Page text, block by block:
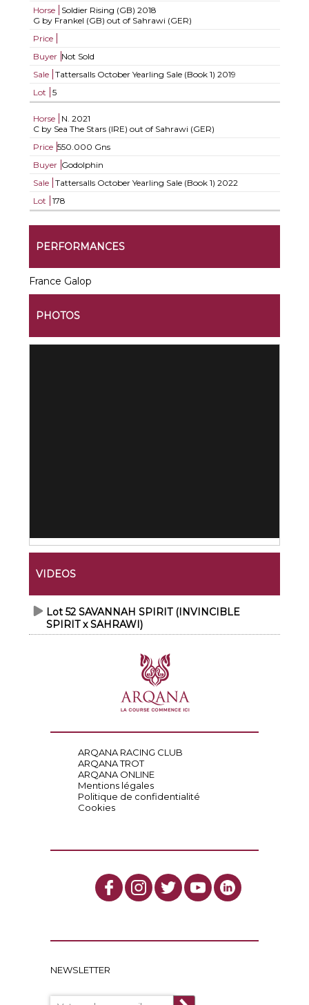
Horse
Soldier Rising (GB) 2018
G by Frankel (GB) out of Sahrawi (GER)
Price
Buyer Not Sold
Sale
Tattersalls October Yearling Sale (Book 1) 2019
Lot
5
Horse N. 2021
C by Sea The Stars (IRE) out of Sahrawi (GER)
Price 550.000 Gns
Buyer Godolphin
Sale
Tattersalls October Yearling Sale (Book 1) 2022
Lot
178
PERFORMANCES
France Galop
PHOTOS
VIDEOS
Lot 52 SAVANNAH SPIRIT (INVINCIBLE
SPIRIT x SAHRAWI)
ARQANA RACING CLUB
ARQANA TROT
ARQANA ONLINE
Mentions légales
Politique de confidentialité
Cookies
NEWSLETTER